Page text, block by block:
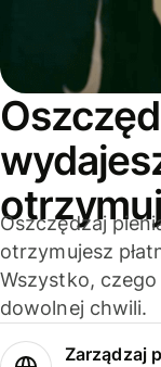
Oszczędzaj
otrzymujesz
Wszystko,
dowolnej chwili.
Zarządzaj